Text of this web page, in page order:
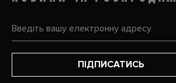
ПІДПИСАТИСЬ